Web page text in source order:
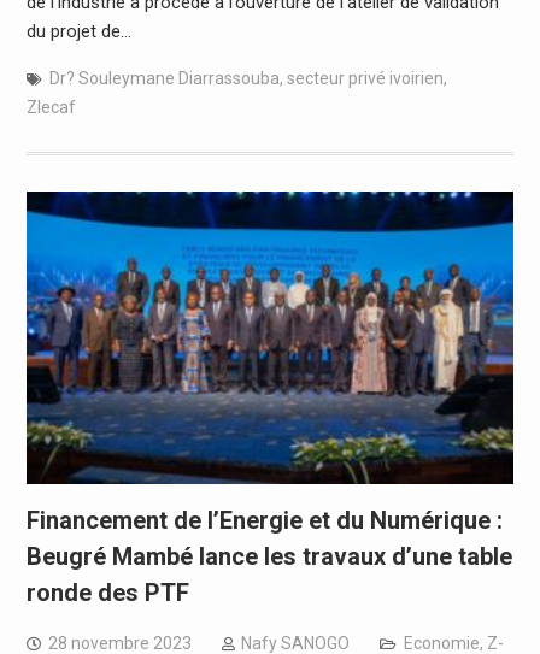
du projet de…
Dr? Souleymane Diarrassouba, secteur privé ivoirien,
Zlecaf
Financement de l’Energie et du Numérique :
Beugré Mambé lance les travaux d’une table
ronde des PTF
28 novembre 2023 Nafy SANOGO Economie, Z-